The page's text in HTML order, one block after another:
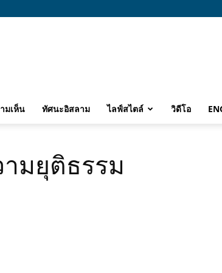
มเห็น ทัศนะอิสลาม ไลฟ์สไตล์ วิดีโอ
มยุติธรรม